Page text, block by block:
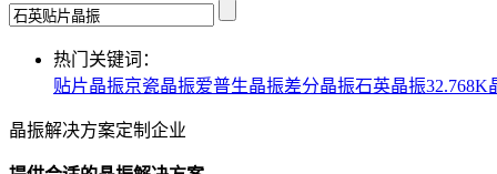
热门关键词：
贴片晶振京瓷晶振爱普生晶振差分晶振石英晶振32.768K
晶振解决方案定制企业